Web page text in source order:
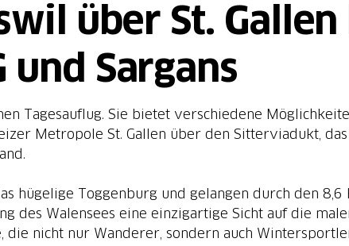
über St.
und Sargans
Tagesauflug. Sie bietet verschiedene
Metropole St. Gallen über den Sitterviadukt,
hügelige Toggenburg und gelangen durch den 8,6
des Walensees eine einzigartige Sicht auf die
die nicht nur Wanderer, sondern auch